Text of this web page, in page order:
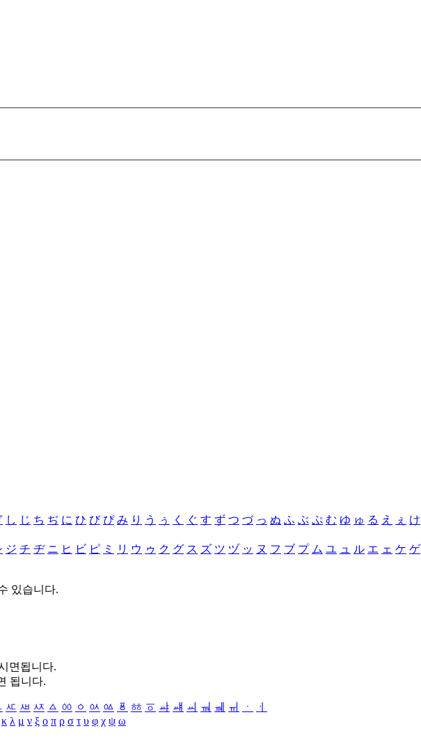
し じ ち ぢ に ひ び ぴ み り う ぅ く ぐ す ず つ づ っ ぬ ふ ぶ ぷ む ゆ ゅ る え ぇ け
ジ チ ヂ ニ ヒ ビ ピ ミ リ ウ ゥ ク グ ス ズ ツ ヅ ッ ヌ フ ブ プ ム ユ ュ ル エ ェ ケ ゲ
있습니다.
면됩니다.
됩니다.
ㅼ ㅽ ㅾ ㅿ ㆀ ㆁ ㆂ ㆃ ㆄ ㆅ ㆆ ㆇ ㆈ ㆉ ㆊ ㆋ ㆌ ㆍ
ㆎ
κ λ μ ν ξ ο π ρ σ τ υ φ χ ψ ω